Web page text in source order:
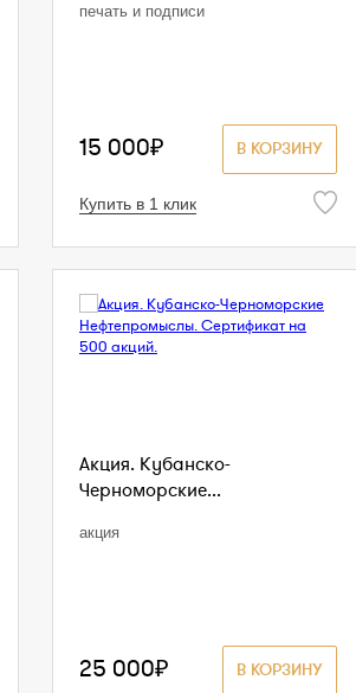
печать и подписи
В КОРЗИНУ
15 000₽
Купить в 1 клик
Акция. Кубанско-
Черноморские...
акция
В КОРЗИНУ
25 000₽